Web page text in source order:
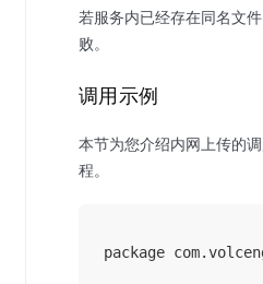
若服务内已经存在同名文
败。
调用示例
本节为您介绍内网上传的
程。
package